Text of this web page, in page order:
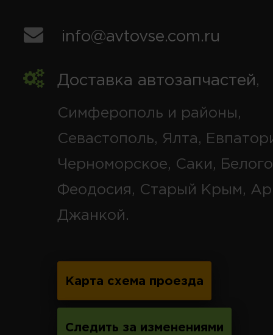
info@avtovse.com.ru
Доставка автозапчастей,
Симферополь и районы,
Севастополь, Ялта,
Черноморское, Саки,
Феодосия, Старый Крым,
Джанкой.
Карта схема проезда
Следить за изменениями